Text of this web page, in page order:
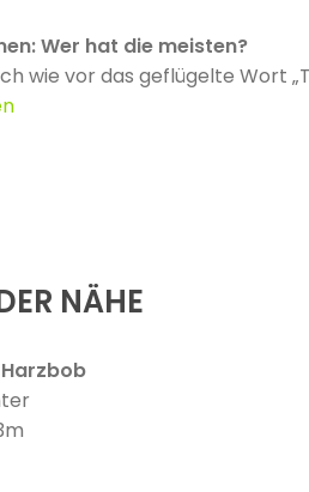
Wer hat die meisten?
wie vor das geflügelte Wort
NÄHE